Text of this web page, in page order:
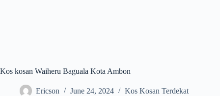
Kos kosan Waiheru Baguala Kota Ambon
Ericson June 24, 2024 Kos Kosan Terdekat